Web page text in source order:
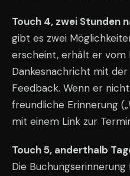
Touch 4, zwei Stunden
gibt es zwei
erscheint, erhält er vom
Dankesnachricht mit
Feedback. Wenn er
freundliche Erinnerung
mit einem Link zur
Touch 5, anderthalb
Die